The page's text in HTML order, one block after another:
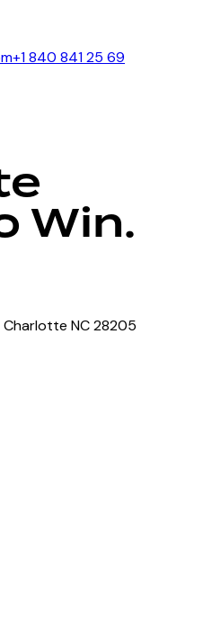
+1 840 841 25 69
Win.
Charlotte NC 28205